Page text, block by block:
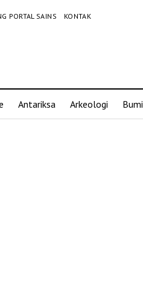
PORTAL SAINS KONTAK
Antariksa Arkeologi Bumi